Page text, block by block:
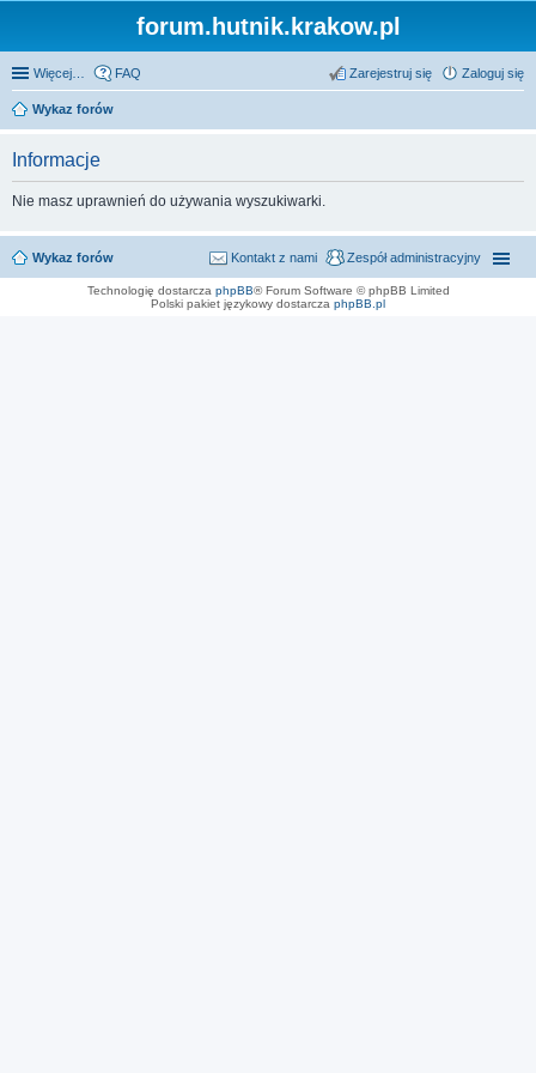
forum.hutnik.krakow.pl
Więcej… FAQ Zaloguj się
Zarejestruj się
Wykaz forów
Informacje
Nie masz uprawnień do używania wyszukiwarki.
Wykaz forów Zespół administracyjny
Kontakt z nami
Technologię dostarcza phpBB® Forum Software © phpBB Limited
Polski pakiet językowy dostarcza phpBB.pl